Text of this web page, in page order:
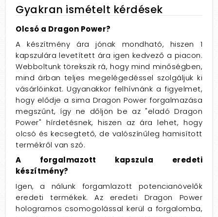
Gyakran ismételt kérdések
Olcsó a Dragon Power?
A készítmény ára jónak mondható, hiszen 1
kapszulára levetített ára igen kedvező a piacon.
Webboltunk törekszik rá, hogy mind minőségben,
mind árban teljes megelégedéssel szolgáljuk ki
vásárlóinkat. Ugyanakkor felhívnánk a figyelmet,
hogy elődje a sima Dragon Power forgalmazása
megszűnt, így ne dőljön be az "eladó Dragon
Power" hírdetésnek, hiszen az ára lehet, hogy
olcsó és kecsegtető, de valószínűleg hamisított
termékről van szó.
A forgalmazott kapszula eredeti
készítmény?
Igen, a nálunk forgamlazott potencianövelők
eredeti termékek. Az eredeti Dragon Power
hologramos csomogolással kerül a forgalomba,